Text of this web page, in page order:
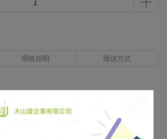
規格說明 運送方式
銷售，所有鞋款體驗和購買麻煩請